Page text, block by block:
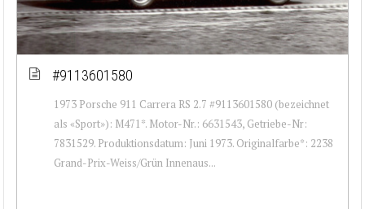
#9113601580
1973 Porsche 911 Carrera RS 2.7 #9113601580 (bezeichnet
als «Sport»): M471*. Motor-Nr.: 6631543, Getriebe-Nr:
7831529. Produktionsdatum: Juni 1973. Originalfarbe*: 2238
Grand-Prix-Weiss/Grün Innenaus...